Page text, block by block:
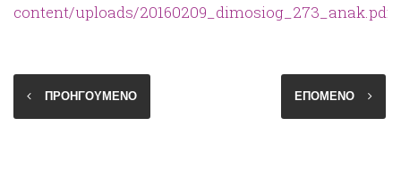
content/uploads/20160209_dimosiog_273_anak.pdf
ΠΡΟΗΓΟΥΜΕΝΟ ΕΠΟΜΕΝΟ